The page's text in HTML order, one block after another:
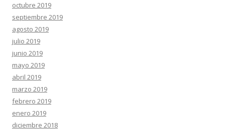
octubre 2019
septiembre 2019
agosto 2019
julio 2019
junio 2019
mayo 2019
abril 2019
marzo 2019
febrero 2019
enero 2019
diciembre 2018